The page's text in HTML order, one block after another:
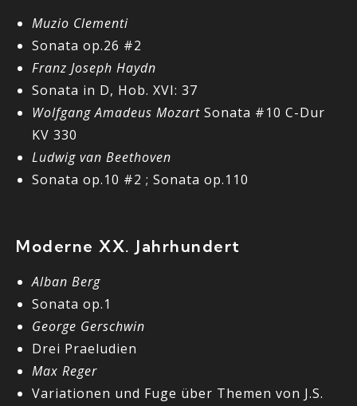
Muzio Clementi
Sonata op.26 #2
Franz Joseph Haydn
Sonata in D, Hob. XVI: 37
Wolfgang Amadeus Mozart Sonata #10 C-Dur
KV 330
Ludwig van Beethoven
Sonata op.10 #2 ; Sonata op.110
Moderne XX. Jahrhundert
Alban Berg
Sonata op.1
George Gerschwin
Drei Praeludien
Max Reger
Variationen und Fuge über Themen von J.S.